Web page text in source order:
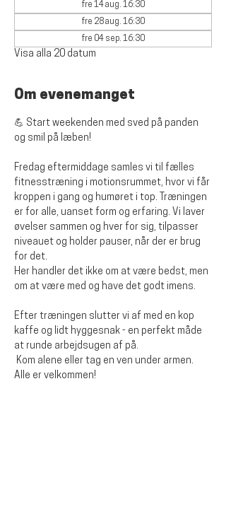
fre 14 aug. 16:30
fre 28 aug. 16:30
fre 04 sep. 16:30
Visa alla 20 datum
Om evenemanget
💪 Start weekenden med sved på panden
og smil på læben!
Fredag eftermiddage samles vi til fælles
fitnesstræning i motionsrummet, hvor vi får
kroppen i gang og humøret i top. Træningen
er for alle, uanset form og erfaring. Vi laver
øvelser sammen og hver for sig, tilpasser
niveauet og holder pauser, når der er brug
for det.
Her handler det ikke om at være bedst, men
om at være med og have det godt imens.
Efter træningen slutter vi af med en kop
kaffe og lidt hyggesnak - en perfekt måde
at runde arbejdsugen af på.
Alle er velkommen!